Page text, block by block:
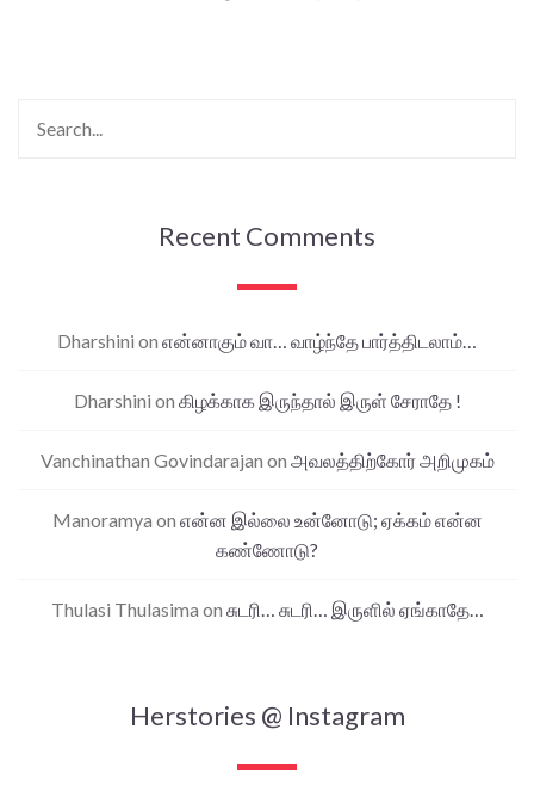
Recent Comments
Dharshini on என்னாகும் வா… வாழ்ந்தே பார்த்திடலாம்…
Dharshini on கிழக்காக இருந்தால் இருள் சேராதே !
Vanchinathan Govindarajan on அவலத்திற்கோர் அறிமுகம்
Manoramya on என்ன இல்லை உன்னோடு; ஏக்கம் என்ன
கண்ணோடு?
Thulasi Thulasima on சுடரி… சுடரி… இருளில் ஏங்காதே…
Herstories @ Instagram